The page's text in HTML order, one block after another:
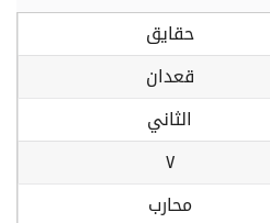
حقايق
قعدان
الثاني
٧
محارب